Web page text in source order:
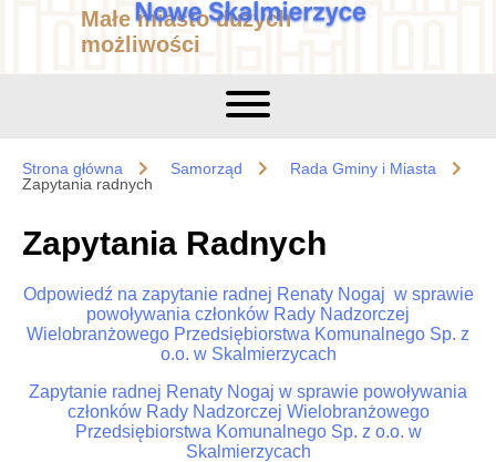
Małe miasto dużych
możliwości
Strona główna Samorząd
Rada Gminy i Miasta
Zapytania radnych
Zapytania Radnych
Odpowiedź na zapytanie radnej Renaty Nogaj w sprawie
powoływania członków Rady Nadzorczej
Wielobranżowego Przedsiębiorstwa Komunalnego Sp. z
o.o. w Skalmierzycach
Zapytanie radnej Renaty Nogaj w sprawie powoływania
członków Rady Nadzorczej Wielobranżowego
Przedsiębiorstwa Komunalnego Sp. z o.o. w
Skalmierzycach